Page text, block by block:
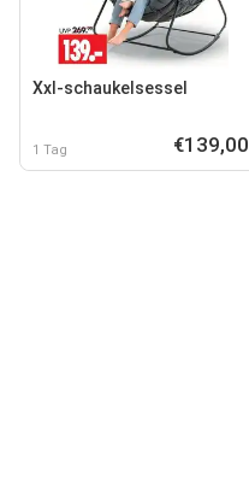
Xxl-schaukelsessel
1 Tag €139,00